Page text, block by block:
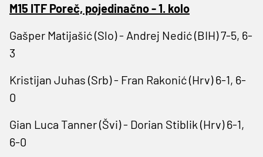
M15 ITF Poreč, pojedinačno - 1. kolo
Gašper Matijašić (Slo) - Andrej Nedić (BIH) 7-5, 6-
3
Kristijan Juhas (Srb) - Fran Rakonić (Hrv) 6-1, 6-
0
Gian Luca Tanner (Švi) - Dorian Stiblik (Hrv) 6-1,
6-0